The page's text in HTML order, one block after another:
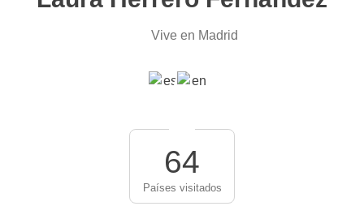
Vive en Madrid
64
Países visitados